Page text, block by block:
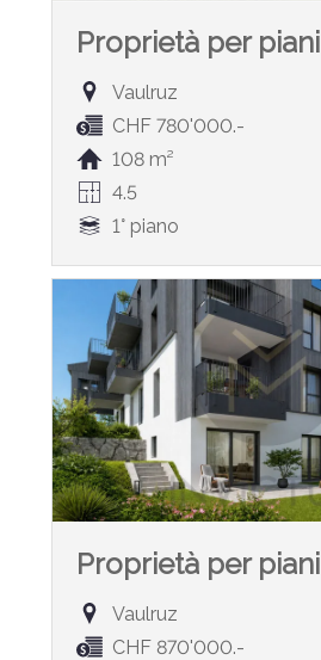
Proprietà per piani
Vaulruz
CHF 780'000.-
108 m²
4.5
1° piano
Proprietà per piani
Vaulruz
CHF 870'000.-